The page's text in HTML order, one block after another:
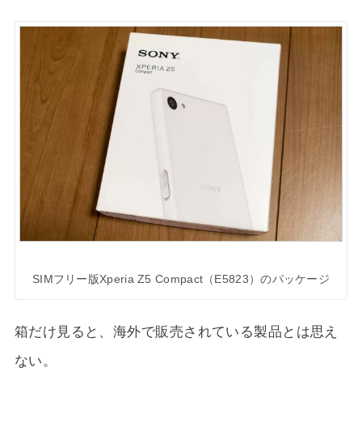
SIMフリー版Xperia Z5 Compact（E5823）のパッケージ
箱だけ見ると、海外で販売されている製品とは思え
ない。